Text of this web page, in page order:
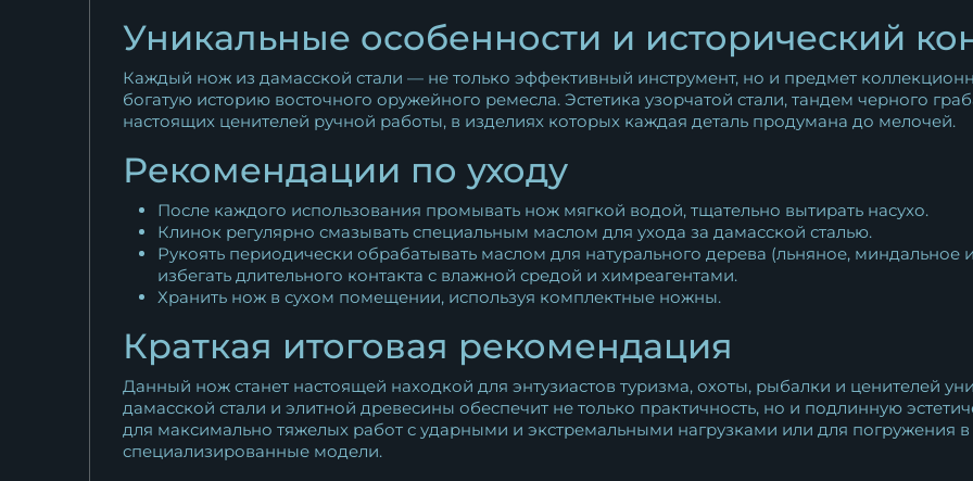
Уникальные особенности и исторический
Каждый нож из дамасской стали — не только эффективный инструмент, но и предмет
богатую историю восточного оружейного ремесла. Эстетика узорчатой стали, тандем черного
настоящих ценителей ручной работы, в изделиях которых каждая деталь продумана до мелочей.
Рекомендации по уходу
После каждого использования промывать нож мягкой водой, тщательно вытирать насухо.
Клинок регулярно смазывать специальным маслом для ухода за дамасской сталью.
Рукоять периодически обрабатывать маслом для натурального дерева (льняное, миндальное
избегать длительного контакта с влажной средой и химреагентами.
Хранить нож в сухом помещении, используя комплектные ножны.
Краткая итоговая рекомендация
Данный нож станет настоящей находкой для энтузиастов туризма, охоты, рыбалки и ценителей
дамасской стали и элитной древесины обеспечит не только практичность, но и подлинную
для максимально тяжелых работ с ударными и экстремальными нагрузками или для погружения
специализированные модели.